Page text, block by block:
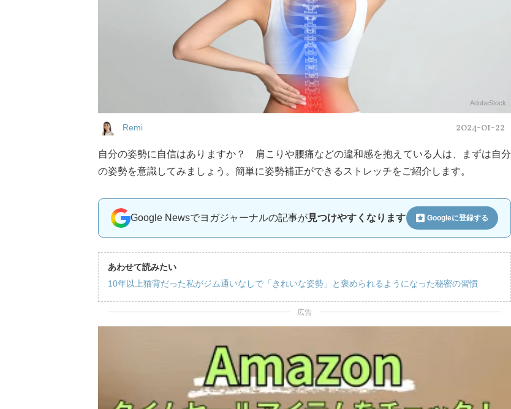
AdobeStock
Remi 2024-01-22
自分の姿勢に自信はありますか？ 肩こりや腰痛などの違和感を抱えている人は、まずは自分
の姿勢を意識してみましょう。簡単に姿勢補正ができるストレッチをご紹介します。
Google Newsでヨガジャーナルの記事が見つけやすくなります Googleに登録する
あわせて読みたい
10年以上猫背だった私がジム通いなしで「きれいな姿勢」と褒められるようになった秘密の習慣
広告